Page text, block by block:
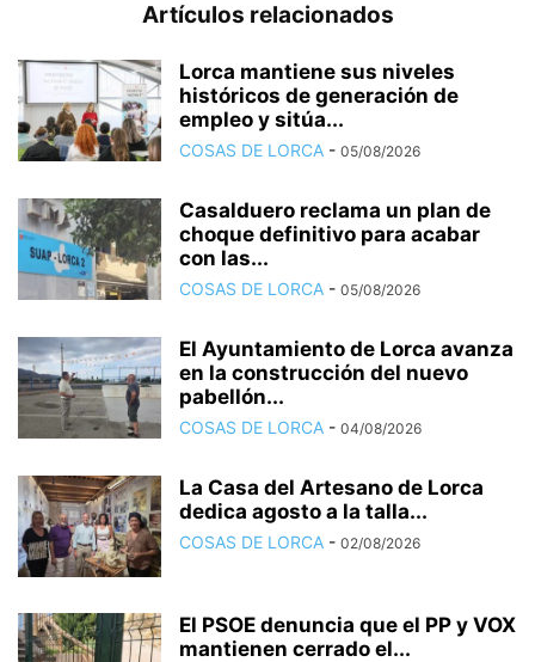
Artículos relacionados
Lorca mantiene sus niveles
históricos de generación de
empleo y sitúa...
COSAS DE LORCA - 05/08/2026
Casalduero reclama un plan de
choque definitivo para acabar
con las...
COSAS DE LORCA - 05/08/2026
El Ayuntamiento de Lorca avanza
en la construcción del nuevo
pabellón...
COSAS DE LORCA - 04/08/2026
La Casa del Artesano de Lorca
dedica agosto a la talla...
COSAS DE LORCA - 02/08/2026
El PSOE denuncia que el PP y VOX
mantienen cerrado el...